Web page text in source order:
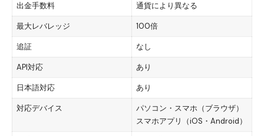
出金手数料 通貨により異なる
最大レバレッジ 100倍
追証 なし
API対応 あり
日本語対応 あり
対応デバイス
パソコン・スマホ（ブラウザ）
スマホアプリ（iOS・Android）